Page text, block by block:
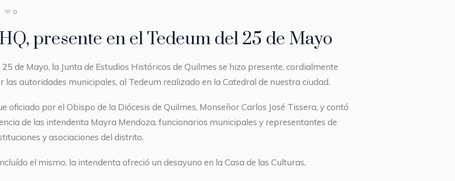
0
presente en el Tedeum del 25 de Mayo
de Mayo, la Junta de Estudios Históricos de Quilmes se hizo presente, cordialmente
las autoridades municipales, al Tedeum realizado en la Catedral de nuestra ciudad.
oficiado por el Obispo de la Diócesis de Quilmes, Monseñor Carlos José Tissera, y contó
de las intendenta Mayra Mendoza, funcionarios municipales y representantes de
y asociaciones del distrito.
el mismo, la intendenta ofreció un desayuno en la Casa de las Culturas.